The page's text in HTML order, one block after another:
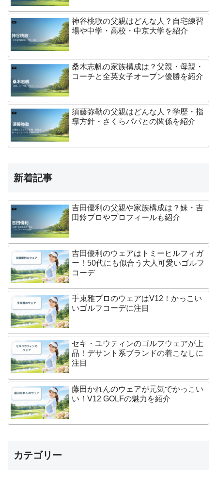
神谷桃歌の父親はどんな人？自宅練習
場や中学・高校・中京大学を紹介
桑木志帆の家族構成は？父親・母親・
コーチと全英女子オープン優勝を紹介
須藤弥勒の父親はどんな人？学歴・指
導方針・さくらパパとの関係を紹介
新着記事
吉田優利の父親や家族構成は？妹・吉
田鈴プロやプロフィールも紹介
吉田優利のウェアはトミーヒルフィガ
ー！50代にも似合う大人可愛いゴルフ
コーデ
手束雅プロのウェアはV12！かっこい
いゴルフコーデに注目
セキ・ユウティンのゴルフウェアが上
品！デサント系ブランドの着こなしに
注目
藤田かれんのウェアが元気でかっこい
い！V12 GOLFの魅力を紹介
カテゴリー